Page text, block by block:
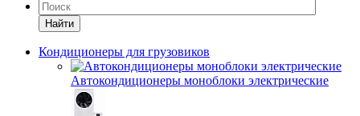
Найти
Кондиционеры для грузовиков
Автокондиционеры моноблоки электрические